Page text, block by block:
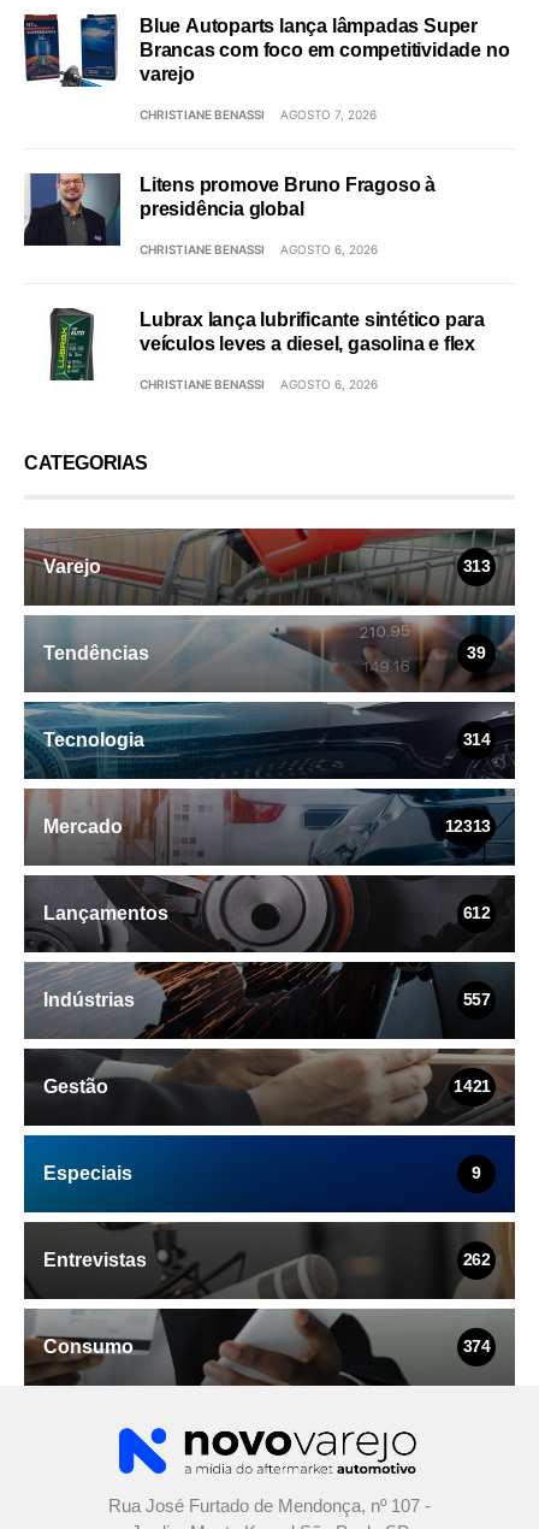
Blue Autoparts lança lâmpadas Super
Brancas com foco em competitividade no
varejo
CHRISTIANE BENASSI AGOSTO 7, 2026
Litens promove Bruno Fragoso à
presidência global
CHRISTIANE BENASSI AGOSTO 6, 2026
Lubrax lança lubrificante sintético para
veículos leves a diesel, gasolina e flex
CHRISTIANE BENASSI AGOSTO 6, 2026
CATEGORIAS
Varejo 313
Tendências 39
Tecnologia 314
Mercado 12313
Lançamentos 612
Indústrias 557
Gestão 1421
Especiais 9
Entrevistas 262
Consumo 374
Rua José Furtado de Mendonça, nº 107 -